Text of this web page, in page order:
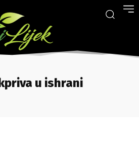
kpriva u ishrani